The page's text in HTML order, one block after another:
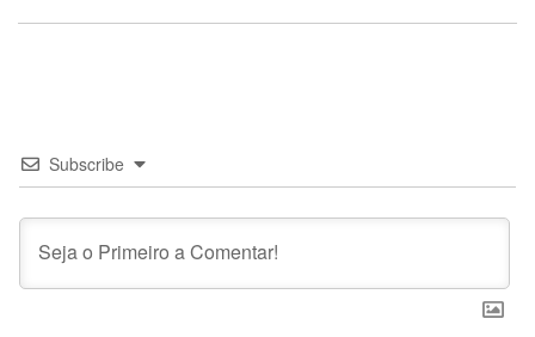
Subscribe